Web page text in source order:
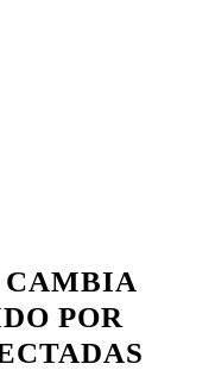
CAMBIA
POR